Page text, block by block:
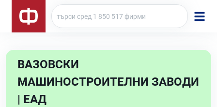
ВАЗОВСКИ
МАШИНОСТРОИТЕЛНИ ЗАВОДИ
| ЕАД